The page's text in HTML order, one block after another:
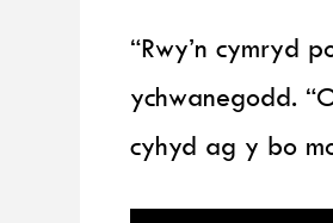
“Rwy’n cymryd
ychwanegodd.
cyhyd ag y bo